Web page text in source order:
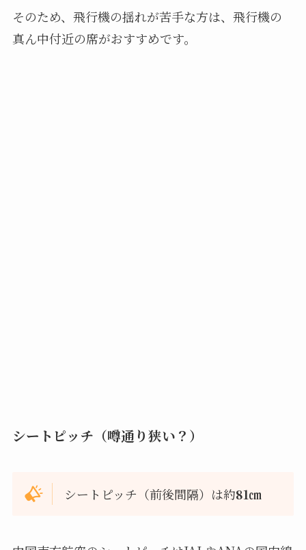
そのため、飛行機の揺れが苦手な方は、飛行機の
真ん中付近の席がおすすめです。
シートピッチ（噂通り狭い？）
シートピッチ（前後間隔）は約81㎝